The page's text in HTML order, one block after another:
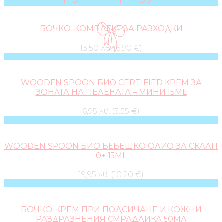
БОЧКО-КОМПЛЕКТ ЗА РАЗХОДКИ
13,50 лв. (6.90 €)
WOODEN SPOON БИО CERTIFIED КРЕМ ЗА
ЗОНАТА НА ПЕЛЕНАТА – МИНИ 15ML
6,95 лв. (3.55 €)
WOODEN SPOON БИО БЕБЕШКО ОЛИО ЗА СКАЛП
0+ 15ML
19,95 лв. (10.20 €)
БОЧКО-КРЕМ ПРИ ПОДСИЧАНЕ И КОЖНИ
РАЗДРАЗНЕНИЯ СМРАДЛИКА 50МЛ